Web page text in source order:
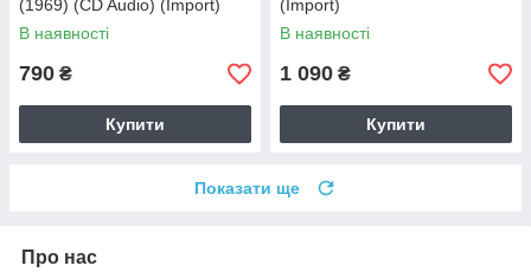
(1969) (CD Audio) (Import)
В наявності
790 ₴
Купити
(Import)
В наявності
1 090 ₴
Купити
Показати ще
Про нас